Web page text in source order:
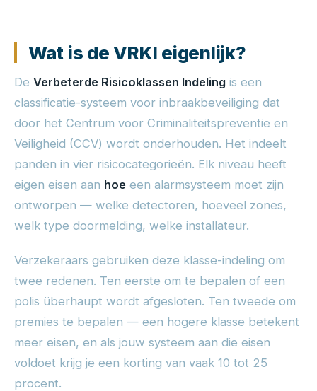
Wat is de VRKI eigenlijk?
De Verbeterde Risicoklassen Indeling is een
classificatie-systeem voor inbraakbeveiliging dat
door het Centrum voor Criminaliteitspreventie en
Veiligheid (CCV) wordt onderhouden. Het indeelt
panden in vier risicocategorieën. Elk niveau heeft
eigen eisen aan hoe een alarmsysteem moet zijn
ontworpen — welke detectoren, hoeveel zones,
welk type doormelding, welke installateur.
Verzekeraars gebruiken deze klasse-indeling om
twee redenen. Ten eerste om te bepalen of een
polis überhaupt wordt afgesloten. Ten tweede om
premies te bepalen — een hogere klasse betekent
meer eisen, en als jouw systeem aan die eisen
voldoet krijg je een korting van vaak 10 tot 25
procent.